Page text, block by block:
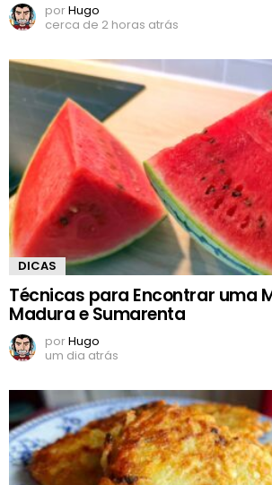
porHugo
cerca de 2 horas atrás
DICAS
Técnicas para Encontrar uma
Madura e Sumarenta
porHugo
um dia atrás